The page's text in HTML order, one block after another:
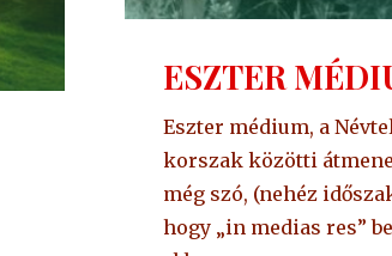
ESZTER
Eszter médium, a
korszak közötti
még szó, (nehéz
hogy „in medias res”